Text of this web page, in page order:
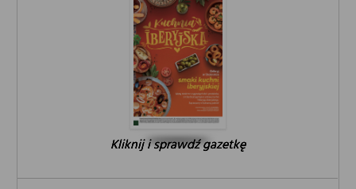
Kliknij i sprawdź gazetkę
Kliknij i sprawdź gazetkę
Kliknij i sprawdź gazetkę